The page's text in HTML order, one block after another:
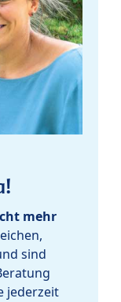
mehr
sind
jederzeit